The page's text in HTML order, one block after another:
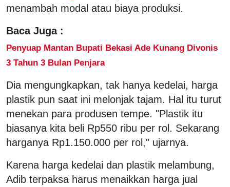
menambah modal atau biaya produksi.
Baca Juga :
Penyuap Mantan Bupati Bekasi Ade Kunang Divonis
3 Tahun 3 Bulan Penjara
Dia mengungkapkan, tak hanya kedelai, harga
plastik pun saat ini melonjak tajam. Hal itu turut
menekan para produsen tempe. "Plastik itu
biasanya kita beli Rp550 ribu per rol. Sekarang
harganya Rp1.150.000 per rol," ujarnya.
Karena harga kedelai dan plastik melambung,
Adib terpaksa harus menaikkan harga jual